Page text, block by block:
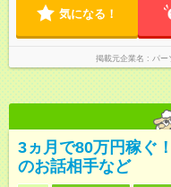
気になる！
掲載元企業名 パー
3ヵ月で80万円稼ぐ
のお話相手など